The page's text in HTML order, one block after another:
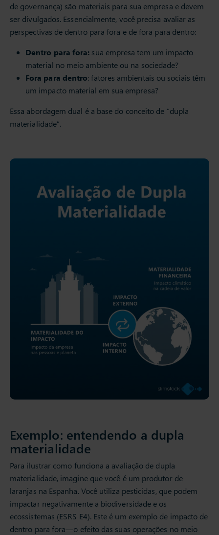
de governança) são materiais para sua empresa e devem
ser divulgados. Essencialmente, você precisa avaliar as
perspectivas de dentro para fora e de fora para dentro:
Dentro para fora: sua empresa tem um impacto
material no meio ambiente ou na sociedade?
Fora para dentro: fatores ambientais ou sociais têm
um impacto material em sua empresa?
Essa abordagem dual é a base do conceito de “dupla
materialidade”.
Exemplo: entendendo a dupla
materialidade
Para ilustrar como funciona a avaliação de dupla
materialidade, imagine que você é um produtor de
laranjas na Espanha. Você utiliza pesticidas, que podem
impactar negativamente a biodiversidade e os
ecossistemas (ESRS E4). Este é um exemplo de impacto de
dentro para fora—o efeito das suas operações no meio